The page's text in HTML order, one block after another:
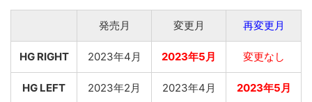
発売月 変更月 再変更月
HG RIGHT 2023年4月 2023年5月 変更なし
HG LEFT 2023年2月 2023年4月 2023年5月